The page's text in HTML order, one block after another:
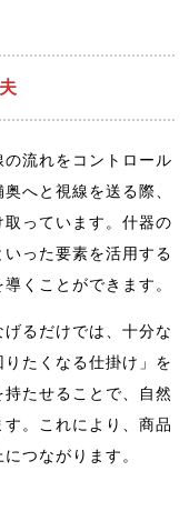
流れをコントロール
へと視線を送る際、
っています。什器の
った要素を活用する
くことができます。
るだけでは、十分な
たくなる仕掛け」を
たせることで、自然
。これにより、商品
つながります。